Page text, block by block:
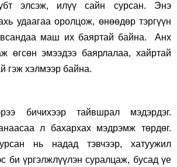
элсэж, илүү сайн сурсан. Энэ
удаагаа оролцож, өнөөдөр тэргүүн
маш их баяртай байна. Анх
өгсөн эмээдээ баярлалаа, хайртай
гэж хэлмээр байна.
бичихээр тайвшрал мэдэрдэг.
л бахархах мэдрэмж төрдөг.
нь надад тэвчээр, хатуужил
би үргэлжлүүлэн суралцаж, бусад үе